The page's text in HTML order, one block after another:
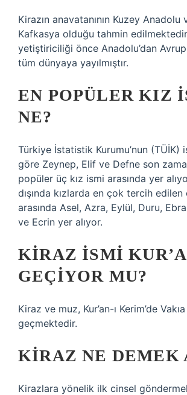
Kirazın anavatanının Kuzey Anadolu
Kafkasya olduğu tahmin
yetiştiriciliği önce Anadolu’dan
tüm dünyaya yayılmıştır.
EN POPÜLER KIZ
NE?
Türkiye İstatistik Kurumu’nun (TÜİK)
göre Zeynep, Elif ve Defne son
popüler üç kız ismi arasında yer
dışında kızlarda en çok tercih
arasında Asel, Azra, Eylül, Duru,
ve Ecrin yer alıyor.
KIRAZ ISMI
GEÇIYOR MU?
Kiraz ve muz, Kur’an-ı Kerim’de
geçmektedir.
KIRAZ NE DEMEK
Kirazlara yönelik ilk cinsel